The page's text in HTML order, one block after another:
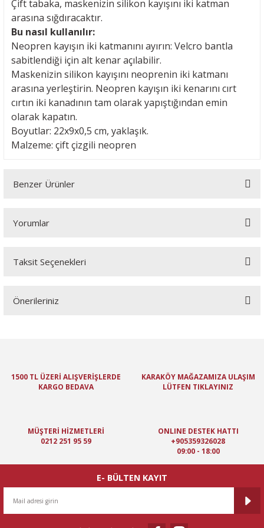
Çift tabaka, maskenizin silikon kayışını iki katman
arasına sığdıracaktır.
Bu nasıl kullanılır:
Neopren kayışın iki katmanını ayırın: Velcro bantla
sabitlendiği için alt kenar açılabilir.
Maskenizin silikon kayışını neoprenin iki katmanı
arasına yerleştirin. Neopren kayışın iki kenarını cırt
cırtın iki kanadının tam olarak yapıştığından emin
olarak kapatın.
Boyutlar: 22x9x0,5 cm, yaklaşık.
Malzeme: çift çizgili neopren
Benzer Ürünler
Yorumlar
Taksit Seçenekleri
Önerileriniz
Ürün resmi kalitesiz, bozuk veya görüntülenemiyor.
Ürün bilgilerinde hatalar bulunuyor.
Ürün fiyatı diğer sitelerden daha pahalı.
1500 TL ÜZERİ ALIŞVERİŞLERDE
KARGO BEDAVA
KARAKÖY MAĞAZAMIZA ULAŞIM
LÜTFEN TIKLAYINIZ
MÜŞTERİ HİZMETLERİ
0212 251 95 59
ONLINE DESTEK HATTI
+905359326028
09:00 - 18:00
E- BÜLTEN KAYIT